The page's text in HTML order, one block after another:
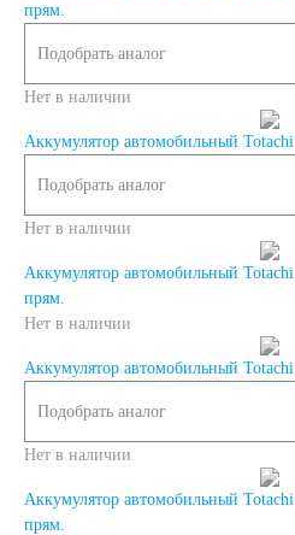
Чехия
США
Словения
прям.
Подобрать аналог
Нет в наличии
Аккумулятор автомобильный
Подобрать аналог
Нет в наличии
Аккумулятор автомобильный
прям.
Нет в наличии
Аккумулятор автомобильный
Подобрать аналог
Нет в наличии
Аккумулятор автомобильный
прям.